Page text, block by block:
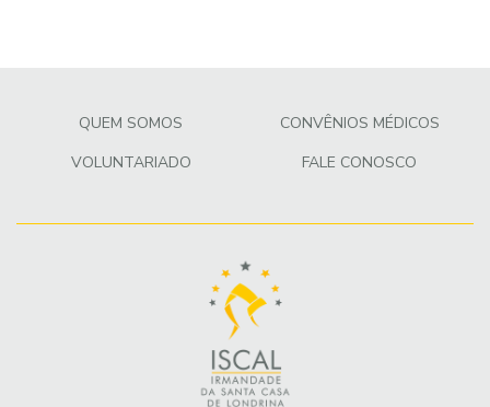
QUEM SOMOS
CONVÊNIOS MÉDICOS
VOLUNTARIADO
FALE CONOSCO